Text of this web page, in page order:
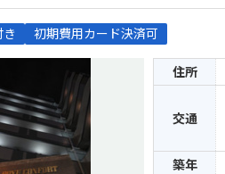
初期費用カード決済可
住所
交通
築年